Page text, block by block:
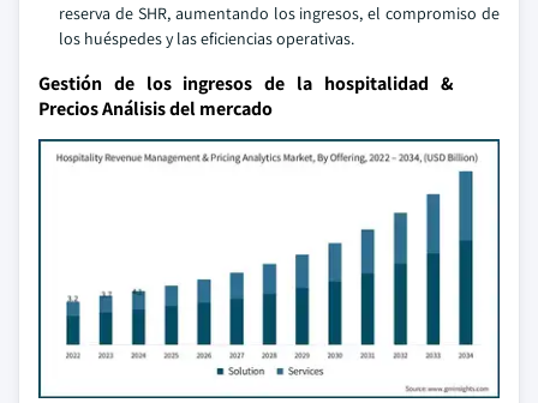
reserva de SHR, aumentando los ingresos, el compromiso de
los huéspedes y las eficiencias operativas.
Gestión de los ingresos de la hospitalidad &
Precios Análisis del mercado